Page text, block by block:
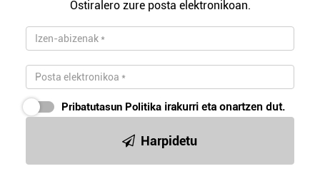
Ostiralero zure posta elektronikoan.
Pribatutasun Politika irakurri eta onartzen dut.
Harpidetu